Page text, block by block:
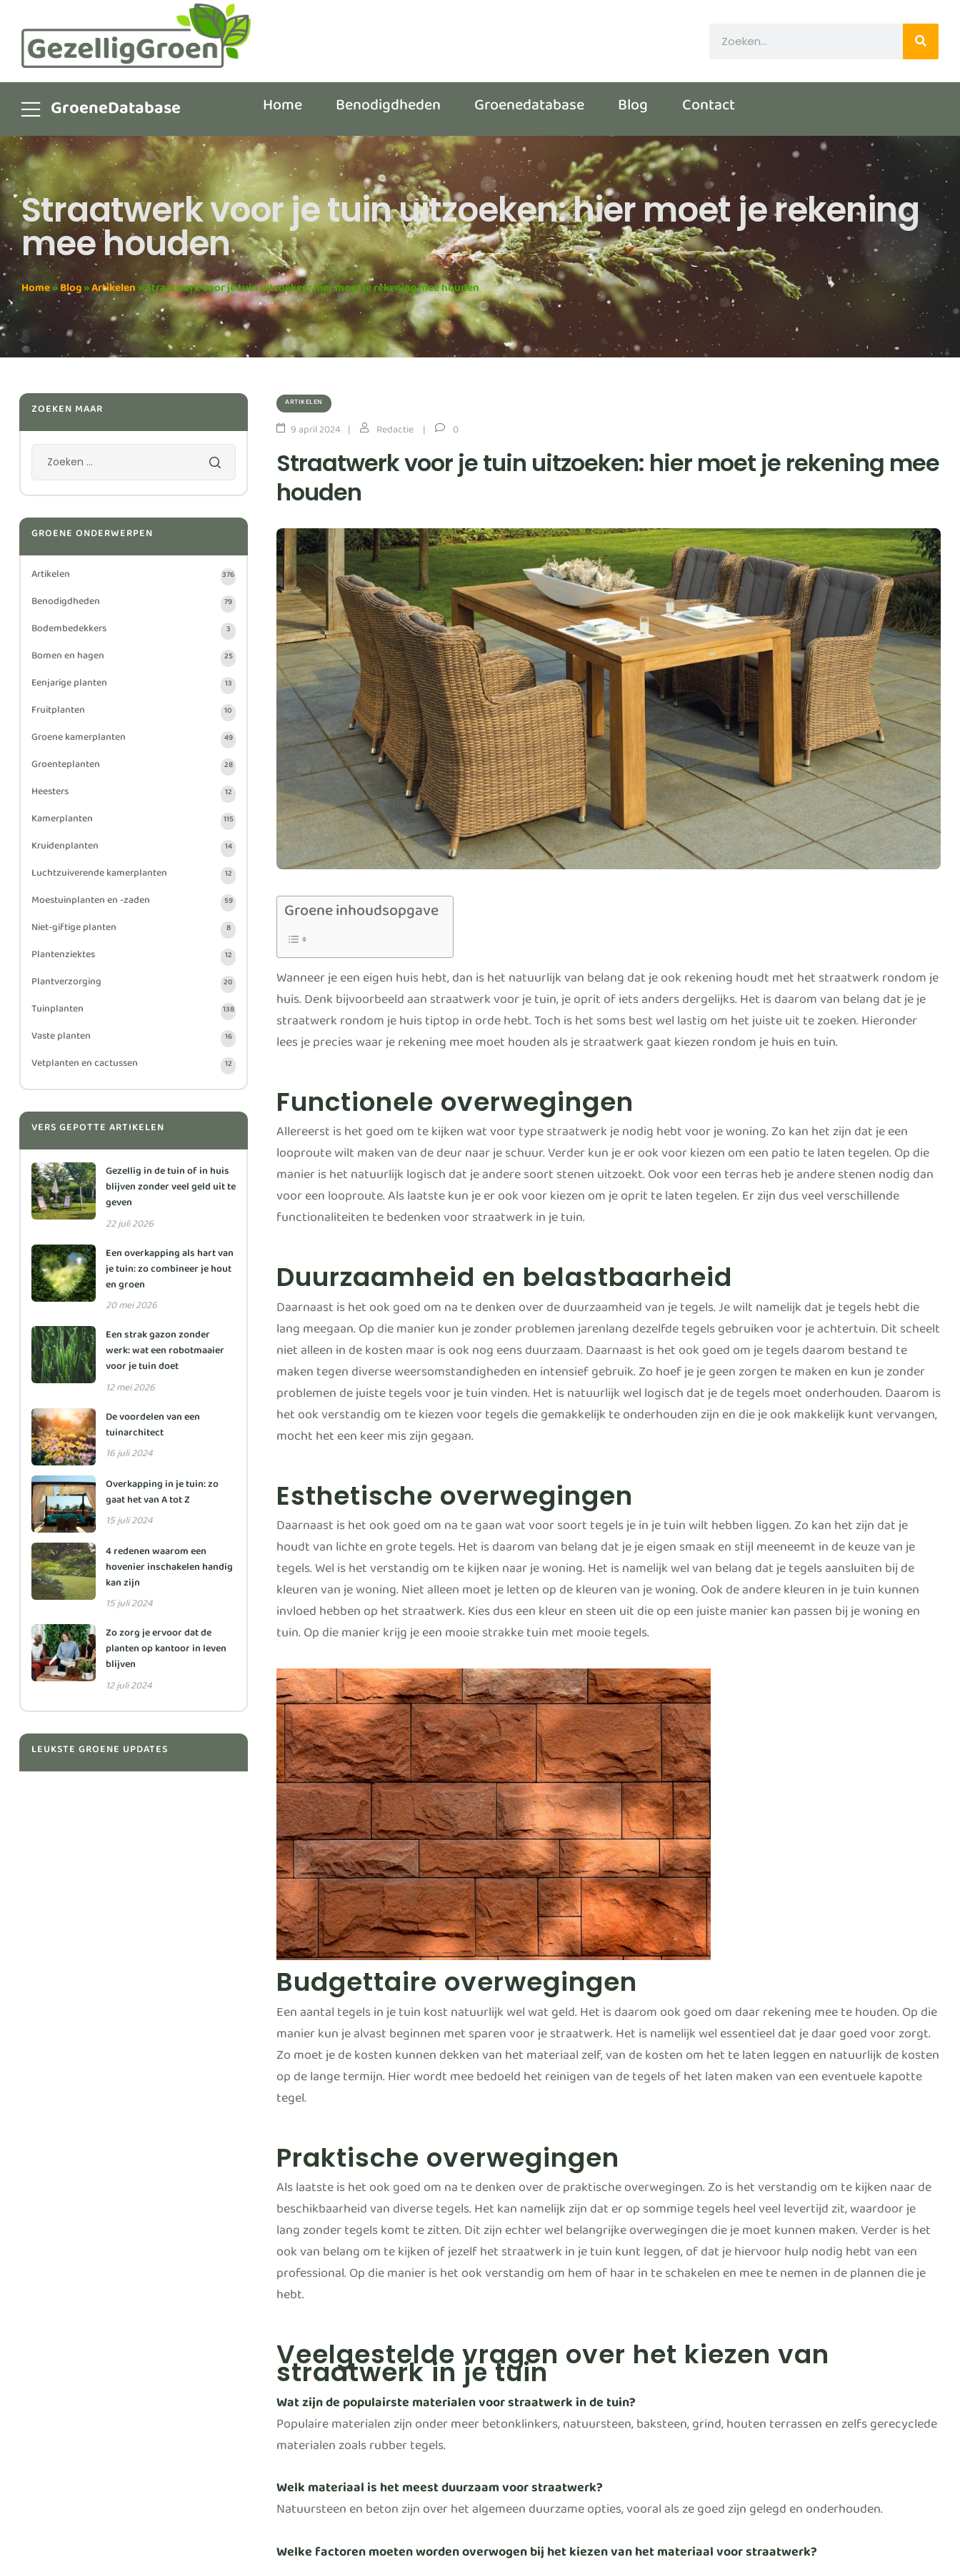
GroeneDatabase Home Benodigdheden Groenedatabase Blog Contact
Straatwerk voor je tuin uitzoeken: hier moet je rekening
mee houden
Home»Blog»Artikelen»Straatwerk voor je tuin uitzoeken: hier moet je rekening mee houden
ARTIKELEN
9 april 2024 Redactie 0
Straatwerk voor je tuin uitzoeken: hier moet je rekening mee
houden
Groene inhoudsopgave
Wanneer je een eigen huis hebt, dan is het natuurlijk van belang dat je ook rekening houdt met het straatwerk rondom je
huis. Denk bijvoorbeeld aan straatwerk voor je tuin, je oprit of iets anders dergelijks. Het is daarom van belang dat je je
straatwerk rondom je huis tiptop in orde hebt. Toch is het soms best wel lastig om het juiste uit te zoeken. Hieronder
lees je precies waar je rekening mee moet houden als je straatwerk gaat kiezen rondom je huis en tuin.
Functionele overwegingen
Allereerst is het goed om te kijken wat voor typestraatwerkje nodig hebt voor je woning. Zo kan het zijn dat je een
looproute wilt maken van de deur naar je schuur. Verder kun je er ook voor kiezen om een patio te laten tegelen. Op die
manier is het natuurlijk logisch dat je andere soort stenen uitzoekt. Ook voor een terras heb je andere stenen nodig dan
voor eenlooproute. Als laatste kun je er ook voor kiezen om je oprit te laten tegelen. Er zijn dus veel verschillende
functionaliteiten te bedenken voor straatwerk in je tuin.
Duurzaamheid en belastbaarheid
Daarnaast is het ook goed om na te denken over deduurzaamheidvan je tegels. Je wilt namelijk dat je tegels hebt die
lang meegaan. Op die manier kun je zonder problemen jarenlang dezelfde tegels gebruiken voor je achtertuin. Dit scheelt
niet alleen in de kosten maar is ook nog eens duurzaam. Daarnaast is het ook goed om je tegels daarom bestand te
maken tegen diverse weersomstandigheden en intensief gebruik. Zo hoef je je geen zorgen te maken en kun je zonder
problemen de juiste tegels voor je tuin vinden. Het is natuurlijk wel logisch dat je de tegels moet onderhouden. Daarom is
het ook verstandig om te kiezen voor tegels die gemakkelijk te onderhouden zijn en die je ook makkelijk kunt vervangen,
mocht het een keer mis zijn gegaan.
Esthetische overwegingen
Daarnaast is het ook goed om na te gaan wat voor soort tegels je in je tuin wilt hebben liggen. Zo kan het zijn dat je
houdt van lichte en grote tegels. Het is daarom van belang dat je je eigensmaaken stijl meeneemt in de keuze van je
tegels. Wel is het verstandig om te kijken naar je woning. Het is namelijk wel van belang dat je tegels aansluiten bij de
kleuren van je woning. Niet alleen moet je letten op de kleuren van je woning. Ook de andere kleuren in je tuin kunnen
invloed hebben op het straatwerk. Kies dus een kleur en steen uit die op een juiste manier kan passen bij je woning en
tuin. Op die manier krijg je een mooie strakke tuin met mooie tegels.
Budgettaire overwegingen
Een aantaltegelsin je tuin kost natuurlijk wel wat geld. Het is daarom ook goed om daar rekening mee te houden. Op die
manier kun je alvast beginnen met sparen voor je straatwerk. Het is namelijk wel essentieel dat je daar goed voor zorgt.
Zo moet je de kosten kunnen dekken van het materiaal zelf, van de kosten om het te laten leggen en natuurlijk de kosten
op de lange termijn. Hier wordt mee bedoeld het reinigen van de tegels of het laten maken van een eventuele kapotte
tegel.
Praktische overwegingen
Als laatste is het ook goed om na te denken over de praktische overwegingen. Zo is het verstandig om te kijken naar de
beschikbaarheid van diverse tegels. Het kan namelijk zijn dat er op sommige tegels heel veel levertijd zit, waardoor je
lang zonder tegels komt te zitten. Dit zijn echter wel belangrijke overwegingen die je moet kunnen maken. Verder is het
ook van belang om te kijken of jezelf het straatwerk in je tuin kunt leggen, of dat je hiervoor hulp nodig hebt van een
professional. Op die manier is het ook verstandig om hem of haar in te schakelen en mee te nemen in de plannen die je
hebt.
Veelgestelde vragen over het kiezen van
straatwerk in je tuin
Wat zijn de populairste materialen voor straatwerk in de tuin?
Populaire materialen zijn onder meer betonklinkers, natuursteen, baksteen, grind, houten terrassen en zelfs gerecyclede
materialen zoals rubber tegels.
Welk materiaal is het meest duurzaam voor straatwerk?
Natuursteen en beton zijn over het algemeen duurzame opties, vooral als ze goed zijn gelegd en onderhouden.
Welke factoren moeten worden overwogen bij het kiezen van het materiaal voor straatwerk?
ZOEKEN MAAR
GROENE ONDERWERPEN
Artikelen
376
Benodigdheden 79
Bodembedekkers 3
Bomen en hagen 25
Eenjarige planten 13
Fruitplanten 10
Groene kamerplanten 49
Groenteplanten 28
Heesters 12
Kamerplanten 115
Kruidenplanten 14
Luchtzuiverende kamerplanten 12
Moestuinplanten en -zaden 59
Niet-giftige planten 8
Plantenziektes 12
Plantverzorging 20
Tuinplanten 138
Vaste planten 16
Vetplanten en cactussen 12
VERS GEPOTTE ARTIKELEN
Gezellig in de tuin of in huis
blijven zonder veel geld uit te
geven
22 juli 2026
Een overkapping als hart van
je tuin: zo combineer je hout
en groen
20 mei 2026
Een strak gazon zonder
werk: wat een robotmaaier
voor je tuin doet
12 mei 2026
De voordelen van een
tuinarchitect
16 juli 2024
Overkapping in je tuin: zo
gaat het van A tot Z
15 juli 2024
4 redenen waarom een
hovenier inschakelen handig
kan zijn
15 juli 2024
Zo zorg je ervoor dat de
planten op kantoor in leven
blijven
12 juli 2024
LEUKSTE GROENE UPDATES